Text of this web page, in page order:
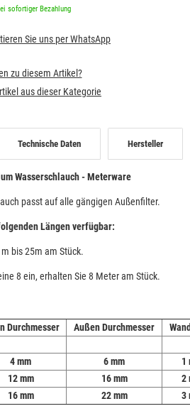
sofortiger Bezahlung
Sie uns per WhatsApp
zu diesem Artikel?
aus dieser Kategorie
Technische Daten Hersteller
Wasserschlauch - Meterware
passt auf alle gängigen Außenfilter.
Längen verfügbar:
bis 25m am Stück.
8 ein, erhalten Sie 8 Meter am Stück.
Durchmesser Außen Durchmesser
4 mm 6 mm
1
12 mm 16 mm
2
16 mm 22 mm 3